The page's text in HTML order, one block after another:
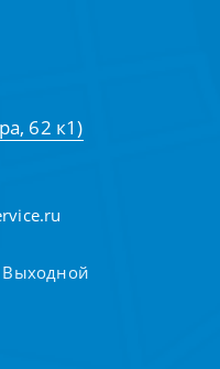
62 к1)
Выходной